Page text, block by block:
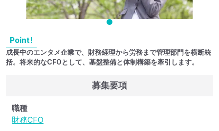
Point!
成長中のエンタメ企業で、財務経理から労務まで管理部門を横断統
括。将来的なCFOとして、基盤整備と体制構築を牽引します。
募集要項
職種
財務CFO